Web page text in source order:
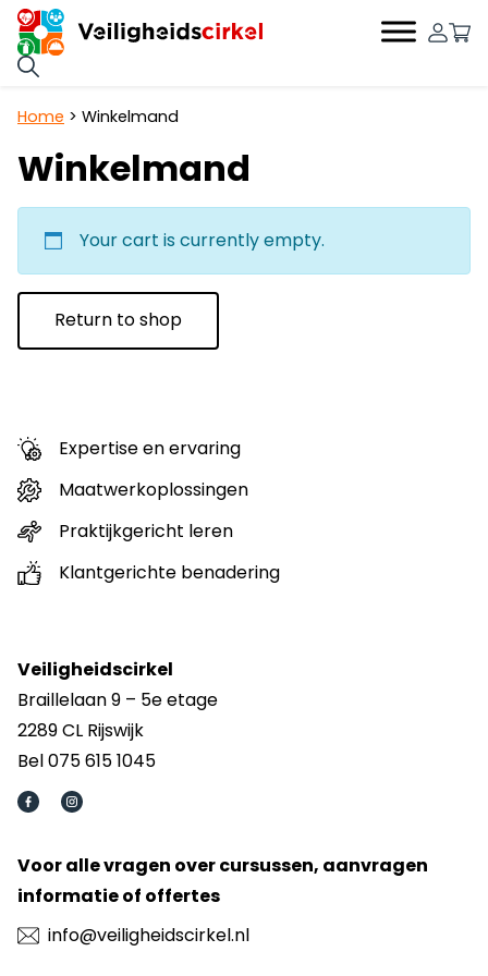
Hoofdnavigatie
Home > Winkelmand
Winkelmand
Your cart is currently empty.
Return to shop
Expertise en ervaring
Maatwerkoplossingen
Praktijkgericht leren
Klantgerichte benadering
Veiligheidscirkel
Braillelaan 9 – 5e etage
2289 CL Rijswijk
Bel 075 615 1045
Voor alle vragen over cursussen, aanvragen
informatie of offertes
info@veiligheidscirkel.nl